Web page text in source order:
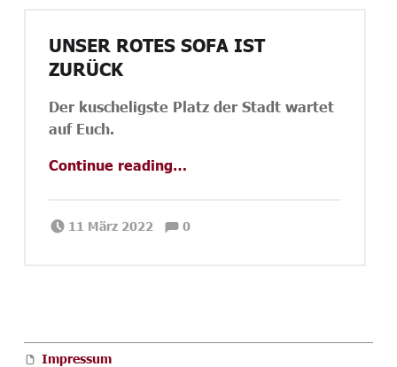
UNSER ROTES SOFA IST
ZURÜCK
Der kuscheligste Platz der Stadt wartet
auf Euch.
Continue reading…
11 März 2022 Janina Priano Comments:
0
FOOTER SIDEBAR
Impressum